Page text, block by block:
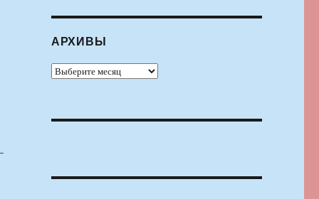
АРХИВЫ
Архивы